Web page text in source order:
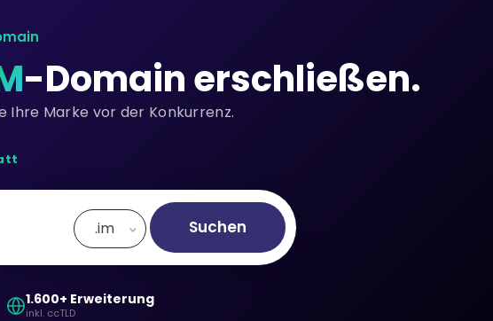
-Domain erschließen.
Ihre Marke vor der Konkurrenz.
.im Suchen
1.600+ Erweiterung
inkl. ccTLD